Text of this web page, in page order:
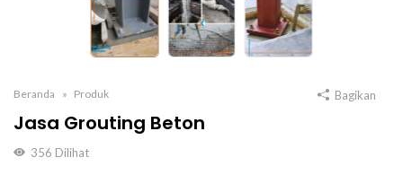
Beranda Produk
Jasa Grouting Beton
356 Dilihat
Bagikan